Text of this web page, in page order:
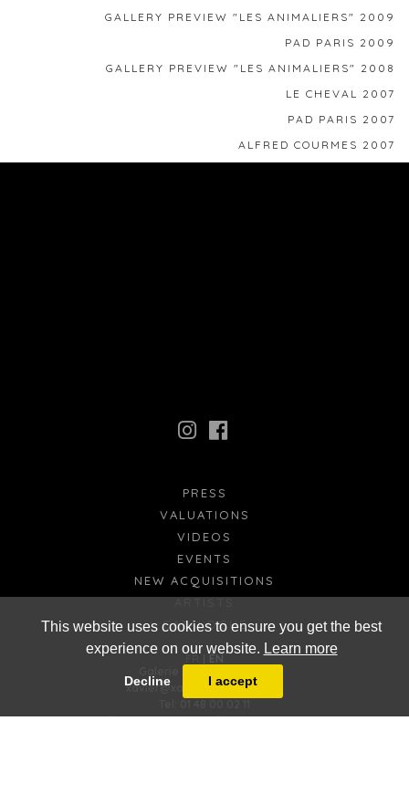
This website uses cookies to ensure you get the best
experience on our website. Learn more
Decline I accept
GALLERY PREVIEW "LES ANIMALIERS" 2009
PAD PARIS 2009
GALLERY PREVIEW "LES ANIMALIERS" 2008
LE CHEVAL 2007
PAD PARIS 2007
ALFRED COURMES 2007
CATALOGUE
NEW ACQUISITIONS
EVENTS
VIDEOS
VALUATIONS
PRESS
EN
xavier@xaviereeckhout.com
8 bis, rue Jacques Callot - 75006 Paris